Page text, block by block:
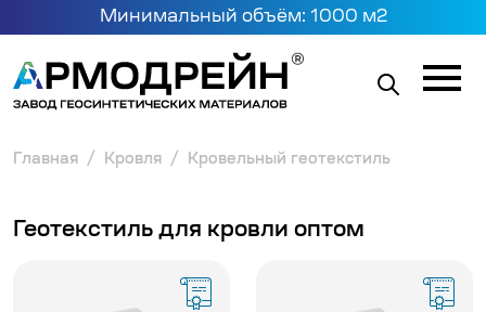
Главная Кровля Кровельный геотекстиль
Геотекстиль для кровли оптом
Минимальный объём: 1000 м2